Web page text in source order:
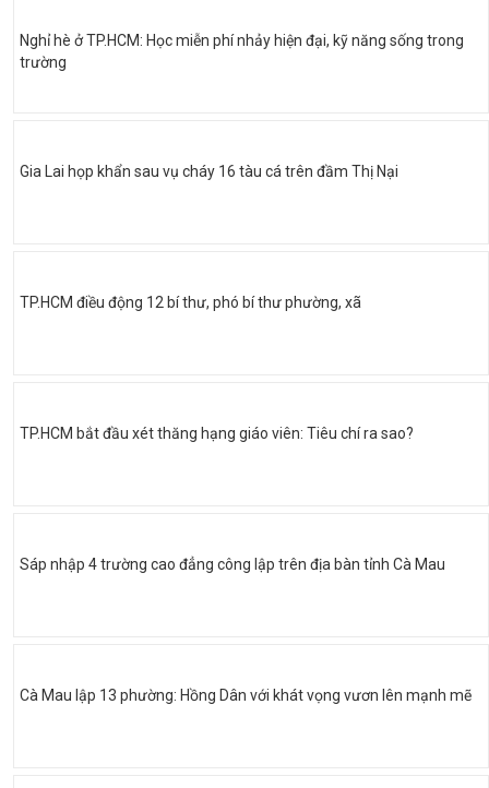
Nghỉ hè ở TP.HCM: Học miễn phí nhảy hiện đại, kỹ năng sống trong
trường
Gia Lai họp khẩn sau vụ cháy 16 tàu cá trên đầm Thị Nại
TP.HCM điều động 12 bí thư, phó bí thư phường, xã
TP.HCM bắt đầu xét thăng hạng giáo viên: Tiêu chí ra sao?
Sáp nhập 4 trường cao đẳng công lập trên địa bàn tỉnh Cà Mau
Cà Mau lập 13 phường: Hồng Dân với khát vọng vươn lên mạnh mẽ